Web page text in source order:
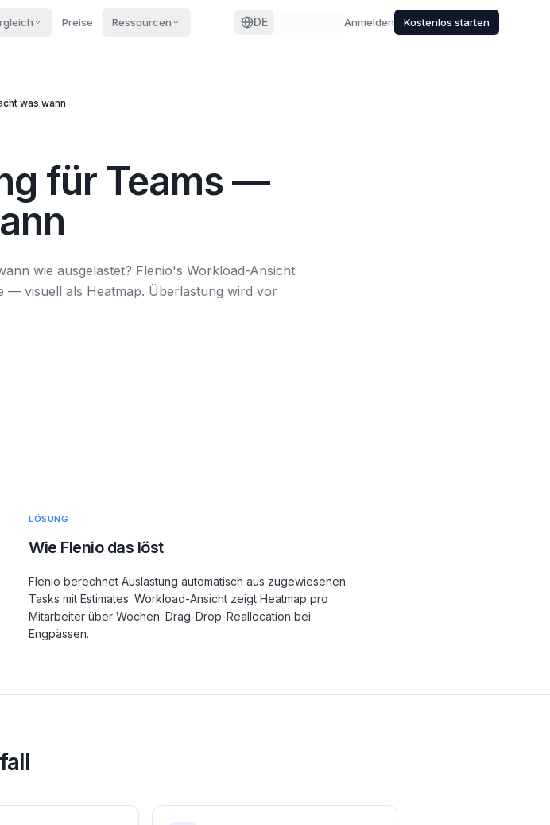
Preise Ressourcen DE Anmelden Kostenlos starten
was wann
für Teams —
wie ausgelastet? Flenio's Workload-Ansicht
— visuell als Heatmap. Überlastung wird vor
LÖSUNG
Wie Flenio das löst
Flenio berechnet Auslastung automatisch aus zugewiesenen
Tasks mit Estimates. Workload-Ansicht zeigt Heatmap pro
Mitarbeiter über Wochen. Drag-Drop-Reallocation bei
Engpässen.